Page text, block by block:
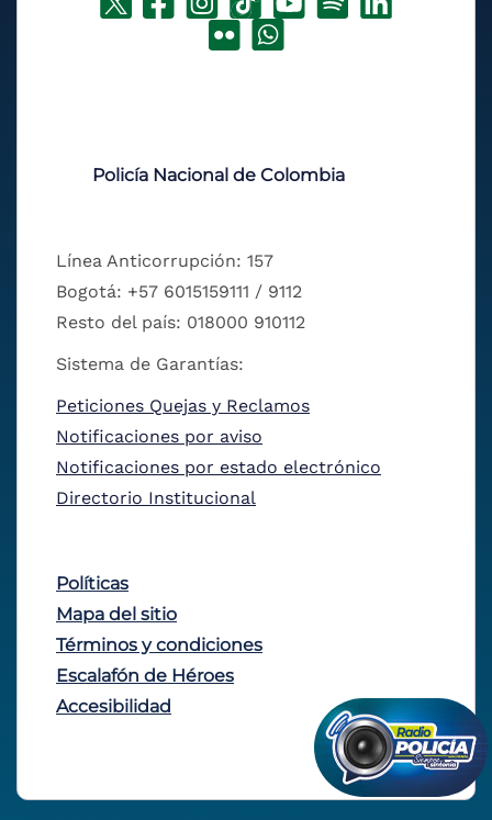
Policía Nacional de Colombia
Línea Anticorrupción: 157
Bogotá: +57 6015159111 / 9112
Resto del país: 018000 910112
Sistema de Garantías:
Peticiones Quejas y Reclamos
Notificaciones por aviso
Notificaciones por estado electrónico
Directorio Institucional
Políticas
Mapa del sitio
Términos y condiciones
Escalafón de Héroes
Accesibilidad